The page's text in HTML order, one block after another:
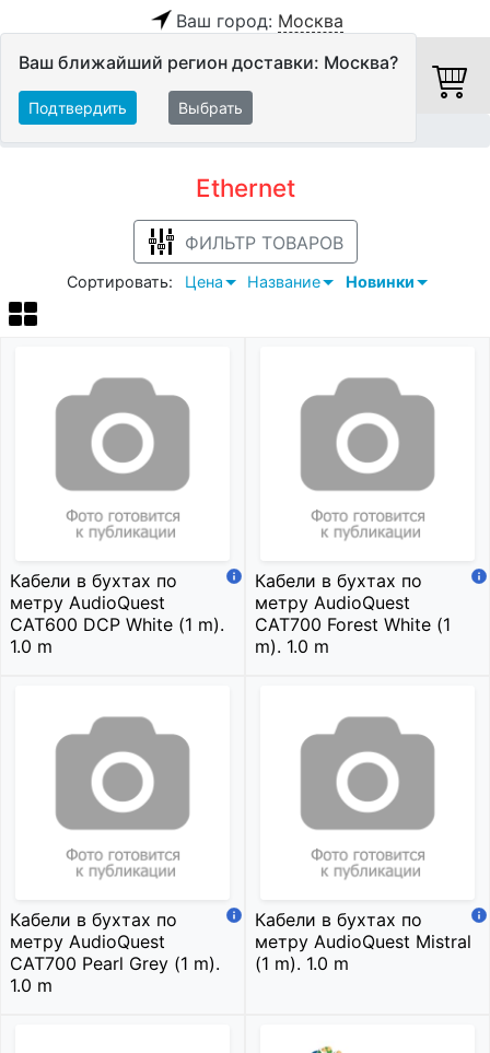
Ваш город: Москва
Ваш ближайший регион доставки: Москва?
Подтвердить Выбрать
Ethernet
ФИЛЬТР ТОВАРОВ
Сортировать: Цена Название Новинки
Кабели в бухтах по
метру AudioQuest
CAT600 DCP White (1 m).
1.0 m
Кабели в бухтах по
метру AudioQuest
CAT700 Forest White (1
m). 1.0 m
Кабели в бухтах по
метру AudioQuest
CAT700 Pearl Grey (1 m).
1.0 m
Кабели в бухтах по
метру AudioQuest Mistral
(1 m). 1.0 m